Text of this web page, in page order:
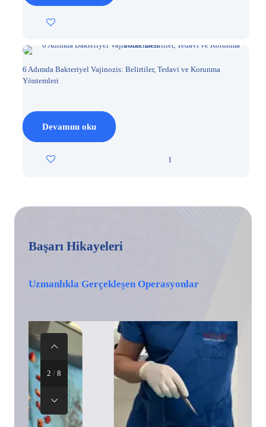
6 Adımda Bakteriyel Vajinozis: Belirtiler, Tedavi ve Korunma
Yöntemleri
Devamını oku
1
Başarı Hikayeleri
Uzmanlıkla Gerçekleşen Operasyonlar
3 / 8